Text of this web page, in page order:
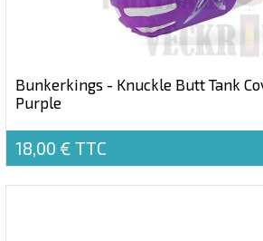
Bunkerkings - Knuckle Butt Tank
Purple
18,00 € TTC